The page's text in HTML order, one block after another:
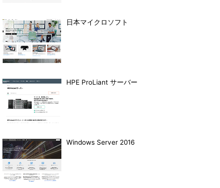
日本マイクロソフト
HPE ProLiant サーバー
Windows Server 2016